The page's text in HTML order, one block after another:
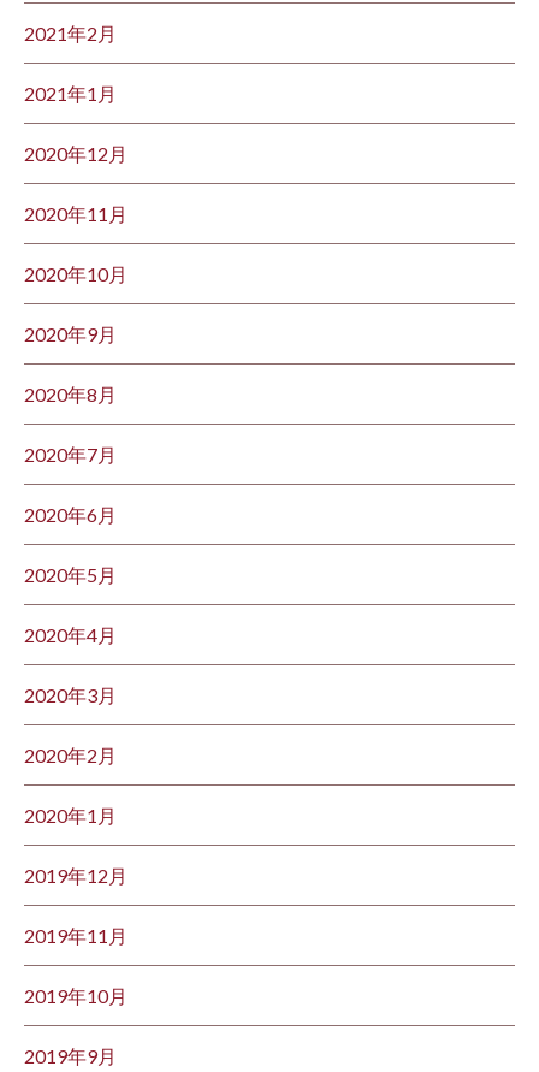
2021年2月
2021年1月
2020年12月
2020年11月
2020年10月
2020年9月
2020年8月
2020年7月
2020年6月
2020年5月
2020年4月
2020年3月
2020年2月
2020年1月
2019年12月
2019年11月
2019年10月
2019年9月